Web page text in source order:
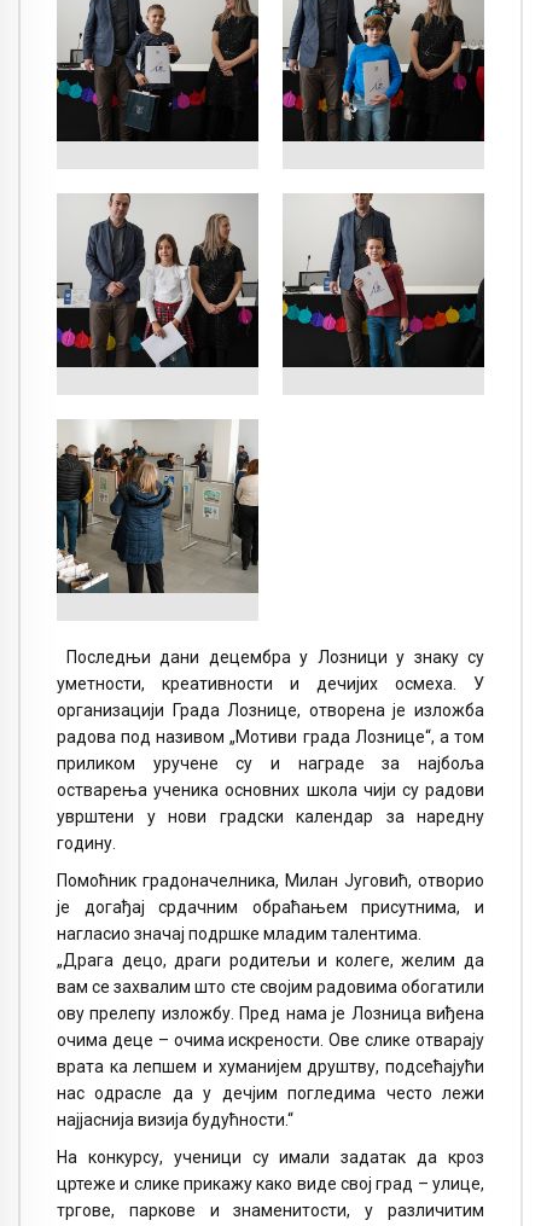
Последњи дани децембра у Лозници у знаку су
уметности, креативности и дечијих осмеха. У
организацији Града Лознице, отворена је изложба
радова под називом „Мотиви града Лознице“, а том
приликом уручене су и награде за најбоља
остварења ученика основних школа чији су радови
уврштени у нови градски календар за наредну
годину.
Помоћник градоначелника, Милан Југовић, отворио
је догађај срдачним обраћањем присутнима, и
нагласио значај подршке младим талентима.
„Драга децо, драги родитељи и колеге, желим да
вам се захвалим што сте својим радовима обогатили
ову прелепу изложбу. Пред нама је Лозница виђена
очима деце – очима искрености. Ове слике отварају
врата ка лепшем и хуманијем друштву, подсећајући
нас одрасле да у дечјим погледима често лежи
најјаснија визија будућности.“
На конкурсу, ученици су имали задатак да кроз
цртеже и слике прикажу како виде свој град – улице,
тргове, паркове и знаменитости, у различитим